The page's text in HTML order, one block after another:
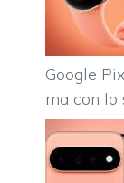
Google
ma con lo